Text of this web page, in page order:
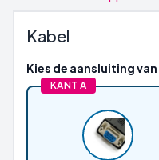
Kabel
Kies de aansluiting
KANT A